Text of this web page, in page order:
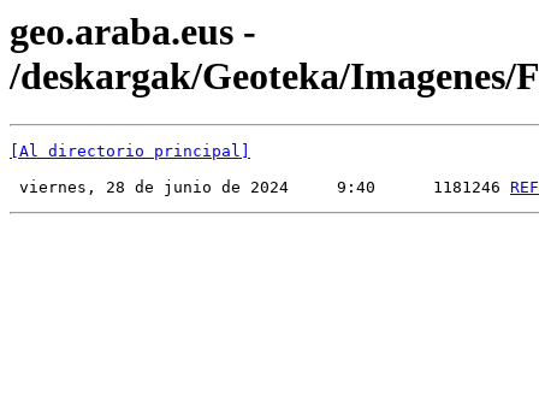
geo.araba.eus -
/deskargak/Geoteka/Imagenes/
[Al directorio principal]
viernes, 28 de junio de 2024     9:40      1181246